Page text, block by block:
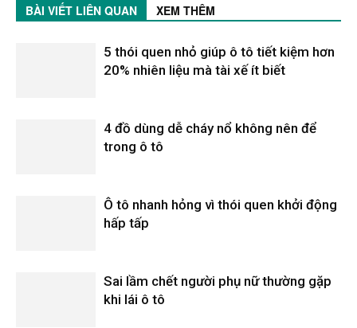
BÀI VIẾT LIÊN QUAN XEM THÊM
5 thói quen nhỏ giúp ô tô tiết kiệm hơn
20% nhiên liệu mà tài xế ít biết
4 đồ dùng dễ cháy nổ không nên để
trong ô tô
Ô tô nhanh hỏng vì thói quen khởi động
hấp tấp
Sai lầm chết người phụ nữ thường gặp
khi lái ô tô